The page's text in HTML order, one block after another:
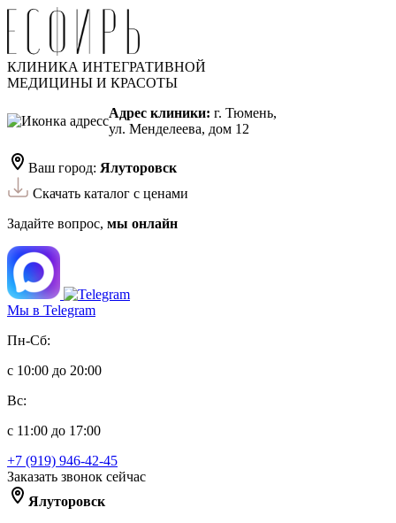
КЛИНИКА ИНТЕГРАТИВНОЙ
МЕДИЦИНЫ И КРАСОТЫ
Адрес клиники: г. Тюмень,
ул. Менделеева, дом 12
Ваш город: Ялуторовск
Скачать каталог с ценами
Задайте вопрос, мы онлайн
Мы в Telegram
Пн-Сб:
с 10:00 до 20:00
Вс:
с 11:00 до 17:00
+7 (919) 946-42-45
Заказать звонок сейчас
Ялуторовск